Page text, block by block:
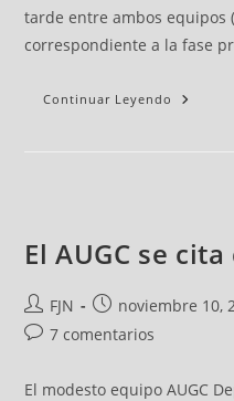
tarde entre ambos equipos
correspondiente a la fase
Continuar Leyendo
El AUGC se
FJN noviembre 10,
7 comentarios
El modesto equipo AUGC